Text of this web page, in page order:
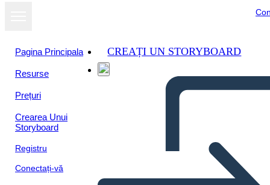
Pagina Principala
Resurse
Prețuri
Crearea Unui
Storyboard
Registru
Conectați-vă
CREAȚI UN STORYBOARD